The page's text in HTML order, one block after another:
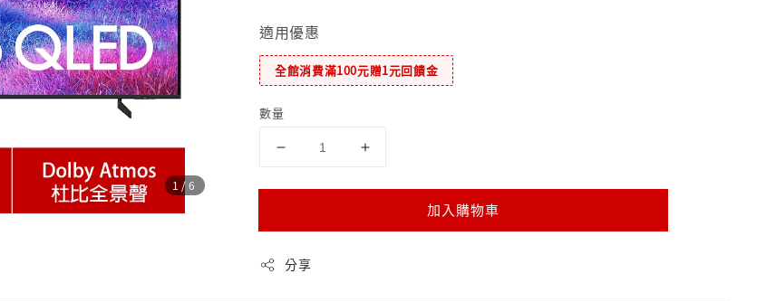
1 /6
適用優惠
全館消費滿100元贈1元回饋金
數量
加入購物車
分享